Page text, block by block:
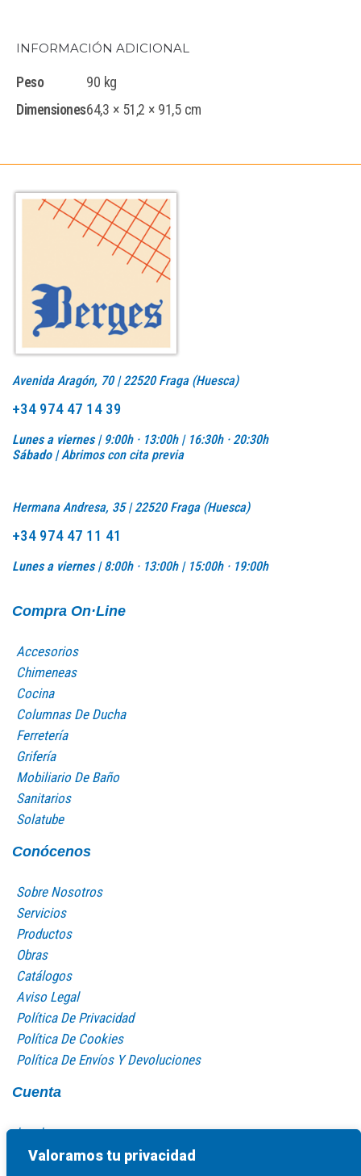
Valoramos tu privacidad
INFORMACIÓN ADICIONAL
Peso
90 kg
Dimensiones64,3 × 51,2 × 91,5 cm
Avenida Aragón, 70 | 22520 Fraga (Huesca)
+34 974 47 14 39
Lunes a viernes | 9:00h · 13:00h | 16:30h · 20:30h
Sábado |Abrimos con cita previa
Hermana Andresa, 35 | 22520 Fraga (Huesca)
+34 974 47 11 41
Lunes a viernes |8:00h · 13:00h | 15:00h · 19:00h
Compra On·Line
Accesorios
Chimeneas
Cocina
Columnas De Ducha
Ferretería
Grifería
Mobiliario De Baño
Sanitarios
Solatube
Conócenos
Sobre Nosotros
Servicios
Productos
Obras
Catálogos
Aviso Legal
Política De Privacidad
Política De Cookies
Política De Envíos Y Devoluciones
Cuenta
Log In
Mi Cuenta